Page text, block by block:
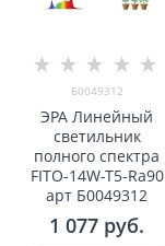
Б0049312
ЭРА Линейный
светильник
полного спектра
FITO-14W-T5-Ra90
арт Б0049312
1 077 руб.